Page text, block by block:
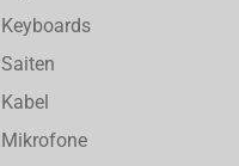
Keyboards
Saiten
Kabel
Mikrofone